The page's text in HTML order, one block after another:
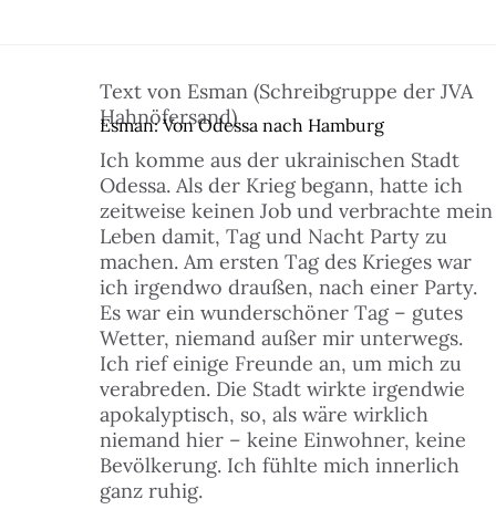
Esman: Von Odessa nach Hamburg
Text von Esman (Schreibgruppe der JVA
Hahnöfersand)
Ich komme aus der ukrainischen Stadt
Odessa. Als der Krieg begann, hatte ich
zeitweise keinen Job und verbrachte mein
Leben damit, Tag und Nacht Party zu
machen. Am ersten Tag des Krieges war
ich irgendwo draußen, nach einer Party.
Es war ein wunderschöner Tag – gutes
Wetter, niemand außer mir unterwegs.
Ich rief einige Freunde an, um mich zu
verabreden. Die Stadt wirkte irgendwie
apokalyptisch, so, als wäre wirklich
niemand hier – keine Einwohner, keine
Bevölkerung. Ich fühlte mich innerlich
ganz ruhig.